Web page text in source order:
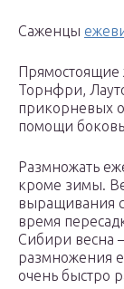
Саженцы
Прямостоящие
Торнфри,
прикорневых
помощи
Размножать
кроме зимы.
выращивания
время
Сибири весна
размножения
очень быстро